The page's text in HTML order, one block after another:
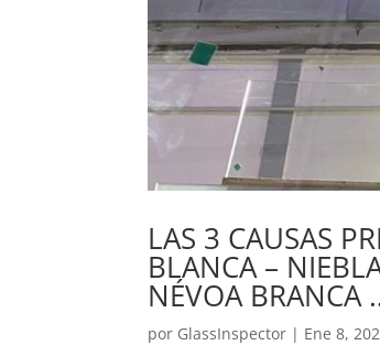
LAS 3 CAUSAS
BLANCA –
NÉVOA
por GlassInspector | Ene 8,